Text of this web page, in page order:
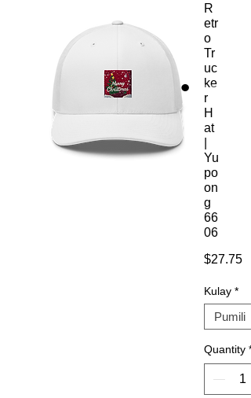
R
etr
o
Tr
uc
ke
r
H
at
Yu
po
on
g
66
06
$27.75
Kulay *
Quantity *